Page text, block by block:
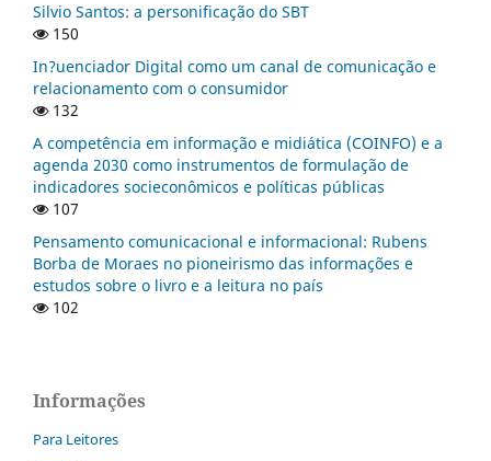
Silvio Santos: a personificação do SBT
150
In?uenciador Digital como um canal de comunicação e
relacionamento com o consumidor
132
A competência em informação e midiática (COINFO) e a
agenda 2030 como instrumentos de formulação de
indicadores socieconômicos e políticas públicas
107
Pensamento comunicacional e informacional: Rubens
Borba de Moraes no pioneirismo das informações e
estudos sobre o livro e a leitura no país
102
Informações
Para Leitores